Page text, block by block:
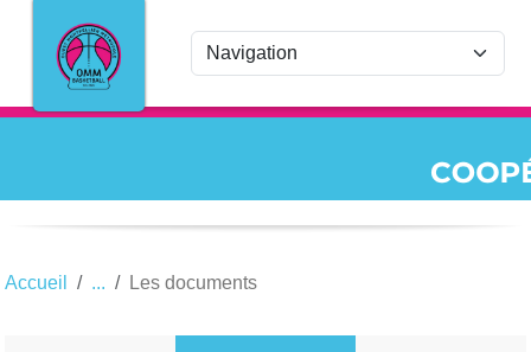
Accueil Les documents